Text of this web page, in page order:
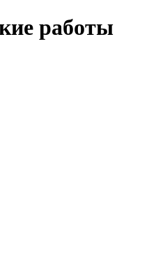
работы